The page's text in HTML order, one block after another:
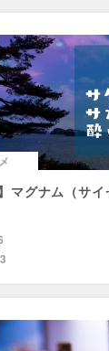
マグナム（サイ